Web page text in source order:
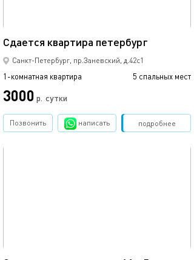
Сдается квaртирa петербург
Санкт-Петербург, пр.Заневский, д.42с1
1-комнатная квартира 5 спальных мест
3000 р. сутки
подробнее
Позвонить написать Забронировать